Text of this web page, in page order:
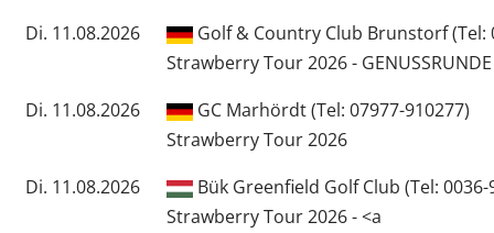
Di. 11.08.2026
Golf & Country Club Brunstorf (Tel:
Strawberry Tour 2026 -
Di. 11.08.2026
GC Marhördt (Tel: 07977-910277)
Strawberry Tour 2026
Di. 11.08.2026
Bük Greenfield Golf Club (Tel: 0036-
Strawberry Tour 2026 - <a